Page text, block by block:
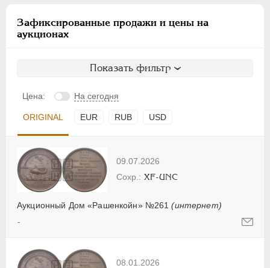
Зафиксированные продажи и цены на
аукционах
Показать фильтр
Цена: На сегодня
ORIGINAL EUR RUB USD
09.07.2026
Аукционный Дом «Рашенкойн» №261(интернет)
XF-UNC
-
08.01.2026